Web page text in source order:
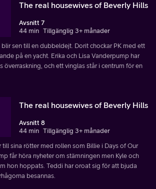
The real housewives of Beverly Hills
Avsnitt 7
44 min Tillgänglig 3+ månader
sen till en dubbeldejt. Dorit chockar PK med ett
på en yacht. Erika och Lisa Vanderpump har
överraskning, och ett vinglas står i centrum för en
The real housewives of Beverly Hills
Avsnitt 8
44 min Tillgänglig 3+ månader
till sina rötter med rollen som Billie i Days of Our
får höra nyheter om stämningen men Kyle och
hon hoppats. Teddi har oroat sig för att bjuda
besannas.